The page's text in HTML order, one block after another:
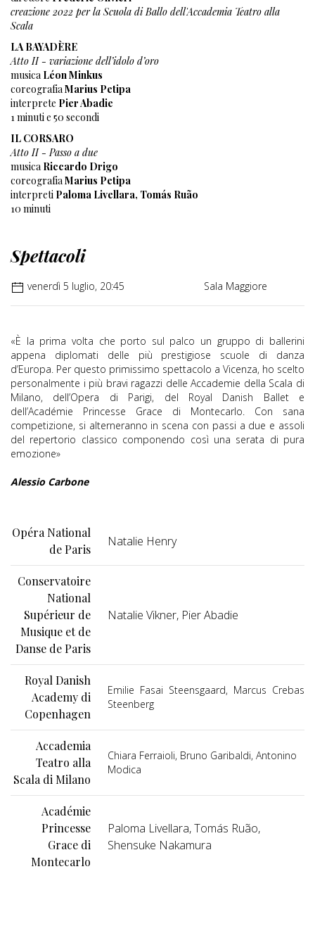
creazione 2022 per la Scuola di Ballo dell'Accademia Teatro alla
Scala
LA BAYADÈRE
Atto II - variazione dell’idolo d’oro
musica Léon Minkus
coreografiaMarius Petipa
interprete Pier Abadie
1 minuti e 50 secondi
IL CORSARO
Atto II - Passo a due
musica Riccardo Drigo
coreografiaMarius Petipa
interpreti Paloma Livellara, Tomás Ruão
10 minuti
Spettacoli
venerdì 5 luglio, 20:45 Sala Maggiore
«È la prima volta che porto sul palco un gruppo di ballerini
appena diplomati delle più prestigiose scuole di danza
d’Europa. Per questo primissimo spettacolo a Vicenza, ho scelto
personalmente i più bravi ragazzi delle Accademie della Scala di
Milano, dell’Opera di Parigi, del Royal Danish Ballet e
dell’Académie Princesse Grace di Montecarlo. Con sana
competizione, si alterneranno in scena con passi a due e assoli
del repertorio classico componendo così una serata di pura
emozione»
Alessio Carbone
Opéra National
de Paris
Natalie Henry
Conservatoire
National
Supérieur de
Musique et de
Danse de Paris
Natalie Vikner, Pier Abadie
Royal Danish
Academy di
Copenhagen
Emilie Fasai Steensgaard, Marcus Crebas
Steenberg
Accademia
Teatro alla
Scala di Milano
Chiara Ferraioli, Bruno Garibaldi, Antonino
Modica
Académie
Princesse
Grace di
Montecarlo
Paloma Livellara, Tomás Ruão,
Shensuke Nakamura